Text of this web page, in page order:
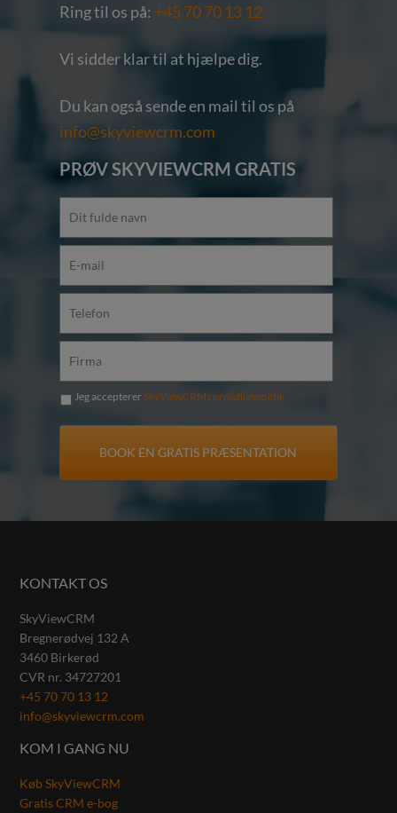
Ring til os på: +45 70 70 13 12
Vi sidder klar til at hjælpe dig.
Du kan også sende en mail til os på
info@skyviewcrm.com
PRØV SKYVIEWCRM GRATIS
Jeg accepterer SkyViewCRMs privatlivspolitik
KONTAKT OS
SkyViewCRM
Bregnerødvej 132 A
3460 Birkerød
CVR nr. 34727201
+45 70 70 13 12
info@skyviewcrm.com
KOM I GANG NU
Køb SkyViewCRM
Gratis CRM e-bog